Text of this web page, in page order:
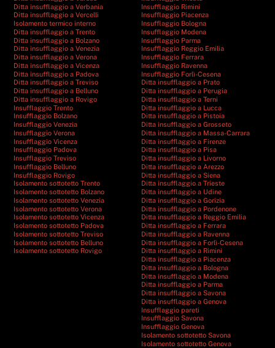
Ditta insufflaggio a Verbania
Ditta insufflaggio a Vercelli
Isolamento termico interno
Ditta insufflaggio a Trento
Ditta insufflaggio a Bolzano
Ditta insufflaggio a Venezia
Ditta insufflaggio a Verona
Ditta insufflaggio a Vicenza
Ditta insufflaggio a Padova
Ditta insufflaggio a Treviso
Ditta insufflaggio a Belluno
Ditta insufflaggio a Rovigo
Insufflaggio Trento
Insufflaggio Bolzano
Insufflaggio Venezia
Insufflaggio Verona
Insufflaggio Vicenza
Insufflaggio Padova
Insufflaggio Treviso
Insufflaggio Belluno
Insufflaggio Rovigo
Isolamento sottotetto Trento
Isolamento sottotetto Bolzano
Isolamento sottotetto Venezia
Isolamento sottotetto Verona
Isolamento sottotetto Vicenza
Isolamento sottotetto Padova
Isolamento sottotetto Treviso
Isolamento sottotetto Belluno
Isolamento sottotetto Rovigo
Insufflaggio Rimini
Insufflaggio Piacenza
Insufflaggio Bologna
Insufflaggio Modena
Insufflaggio Parma
Insufflaggio Reggio Emilia
Insufflaggio Ferrara
Insufflaggio Ravenna
Insufflaggio Forlì-Cesena
Ditta insufflaggio a Prato
Ditta insufflaggio a Perugia
Ditta insufflaggio a Terni
Ditta insufflaggio a Lucca
Ditta insufflaggio a Pistoia
Ditta insufflaggio a Grosseto
Ditta insufflaggio a Massa-Carrara
Ditta insufflaggio a Firenze
Ditta insufflaggio a Pisa
Ditta insufflaggio a Livorno
Ditta insufflaggio a Arezzo
Ditta insufflaggio a Siena
Ditta insufflaggio a Trieste
Ditta insufflaggio a Udine
Ditta insufflaggio a Gorizia
Ditta insufflaggio a Pordenone
Ditta insufflaggio a Reggio Emilia
Ditta insufflaggio a Ferrara
Ditta insufflaggio a Ravenna
Ditta insufflaggio a Forlì-Cesena
Ditta insufflaggio a Rimini
Ditta insufflaggio a Piacenza
Ditta insufflaggio a Bologna
Ditta insufflaggio a Modena
Ditta insufflaggio a Parma
Ditta insufflaggio a Savona
Ditta insufflaggio a Genova
Insufflaggio pareti
Insufflaggio Savona
Insufflaggio Genova
Isolamento sottotetto Savona
Isolamento sottotetto Genova